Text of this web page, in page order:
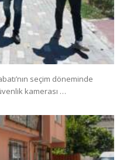
seçim döneminde
kamerası …